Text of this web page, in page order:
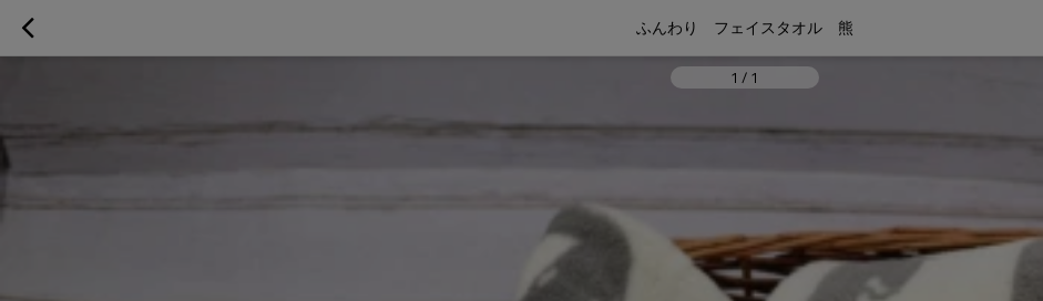
ふんわり　フェイスタオル　熊
1 / 1